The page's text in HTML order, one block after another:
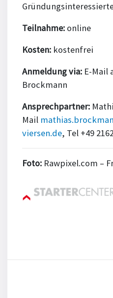
Teilnahme: online
Kosten: kostenfrei
Anmeldung via: E-Mail
Brockmann
Ansprechpartner:
Mail
viersen.de, Tel +49
Foto: Rawpixel.com –